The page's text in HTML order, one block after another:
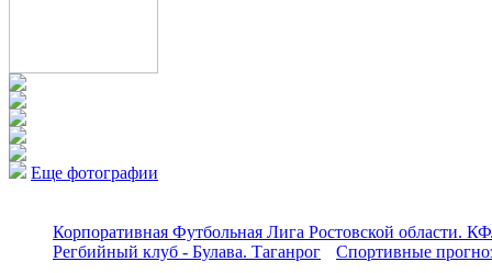
Еще фотографии
Корпоративная Футбольная Лига Ростовской области.
Регбийный клуб - Булава. Таганрог
Спортивные